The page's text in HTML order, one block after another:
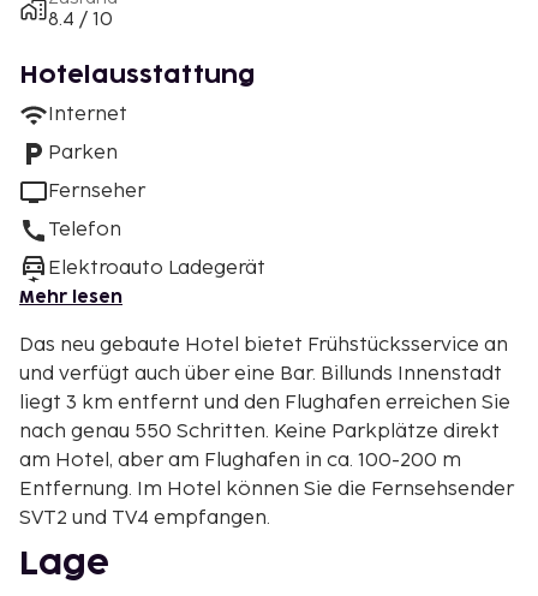
8.4 / 10
Hotelausstattung
Internet
Parken
Fernseher
Telefon
Elektroauto Ladegerät
Mehr lesen
Das neu gebaute Hotel bietet Frühstücksservice an
und verfügt auch über eine Bar. Billunds Innenstadt
liegt 3 km entfernt und den Flughafen erreichen Sie
nach genau 550 Schritten. Keine Parkplätze direkt
am Hotel, aber am Flughafen in ca. 100-200 m
Entfernung. Im Hotel können Sie die Fernsehsender
SVT2 und TV4 empfangen.
Lage